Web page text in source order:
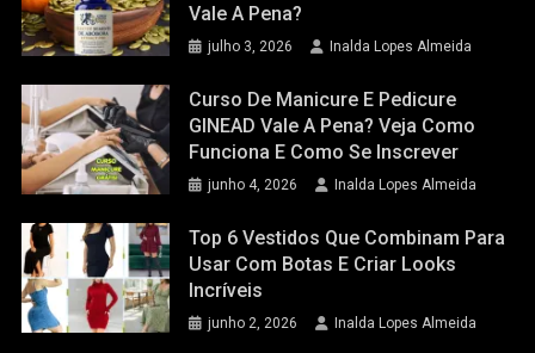
Vale A Pena?
julho 3, 2026 Inalda Lopes Almeida
Curso De Manicure E Pedicure
GINEAD Vale A Pena? Veja Como
Funciona E Como Se Inscrever
junho 4, 2026 Inalda Lopes Almeida
Top 6 Vestidos Que Combinam Para
Usar Com Botas E Criar Looks
Incríveis
junho 2, 2026 Inalda Lopes Almeida